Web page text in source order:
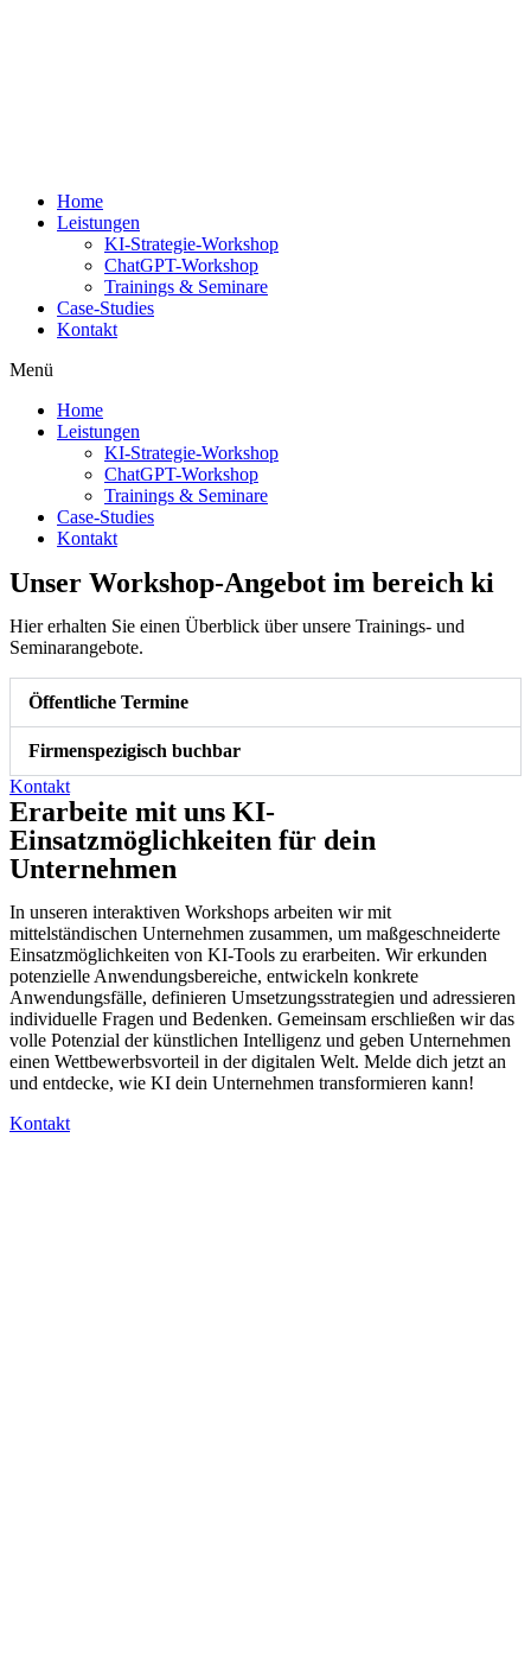
Home
Leistungen
KI-Strategie-Workshop
ChatGPT-Workshop
Trainings & Seminare
Case-Studies
Kontakt
Menü
Home
Leistungen
KI-Strategie-Workshop
ChatGPT-Workshop
Trainings & Seminare
Case-Studies
Kontakt
Unser Workshop-Angebot im bereich ki
Hier erhalten Sie einen Überblick über unsere Trainings- und
Seminarangebote.
Öffentliche Termine
Firmenspezigisch buchbar
Kontakt
Erarbeite mit uns KI-
Einsatzmöglichkeiten für dein
Unternehmen
In unseren interaktiven Workshops arbeiten wir mit
mittelständischen Unternehmen zusammen, um maßgeschneiderte
Einsatzmöglichkeiten von KI-Tools zu erarbeiten. Wir erkunden
potenzielle Anwendungsbereiche, entwickeln konkrete
Anwendungsfälle, definieren Umsetzungsstrategien und adressieren
individuelle Fragen und Bedenken. Gemeinsam erschließen wir das
volle Potenzial der künstlichen Intelligenz und geben Unternehmen
einen Wettbewerbsvorteil in der digitalen Welt. Melde dich jetzt an
und entdecke, wie KI dein Unternehmen transformieren kann!
Kontakt